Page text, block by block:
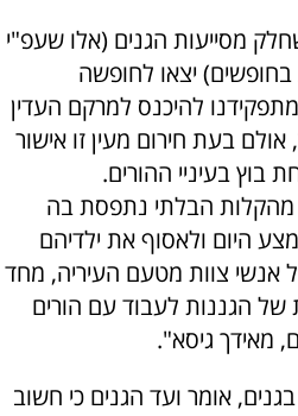
מסייעות הגנים (אלו שעפ"י
יצאו לחופשה
להיכנס למרקם העדין
בעת חירום מעין זו אישור
בוץ בעיניי ההורים.
מהקלות הבלתי נתפסת בה
היום ולאסוף את ילדיהם
אנשי צוות מטעם העיריה, מחד
של הגננות לעבוד עם הורים
מאידך גיסא".
אומר ועד הגנים כי חשוב